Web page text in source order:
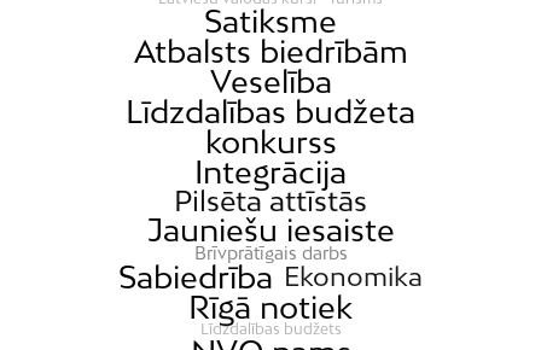
Satiksme
Atbalsts biedrībām
Veselība
Līdzdalības budžeta
konkurss
Integrācija
Pilsēta attīstās
Jauniešu iesaiste
Brīvprātīgais darbs
Sabiedrība Ekonomika
Rīgā notiek
Līdzdalības budžets